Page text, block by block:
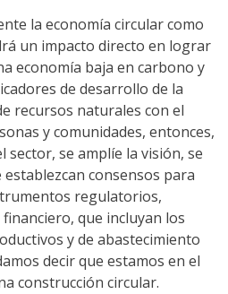
la economía circular como
un impacto directo en lograr
economía baja en carbono y
de desarrollo de la
recursos naturales con el
y comunidades, entonces,
sector, se amplíe la visión, se
consensos para
regulatorios,
que incluyan los
y de abastecimiento
decir que estamos en el
construcción circular.